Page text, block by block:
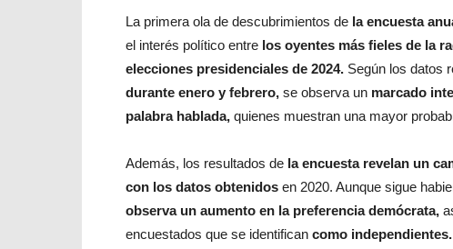
La primera ola de descubrimientos de la encuesta
el interés político entre los oyentes más fieles de la
elecciones presidenciales de 2024. Según los datos
durante enero y febrero, se observa un marcado
palabra hablada, quienes muestran una mayor
Además, los resultados de la encuesta revelan un
con los datos obtenidos en 2020. Aunque sigue
observa un aumento en la preferencia demócrata,
encuestados que se identifican como independientes.